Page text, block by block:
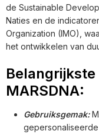
de Sustainable
Naties en de
Organization (IMO),
het ontwikkelen van
MARSDNA:
Gebruiksgemak: